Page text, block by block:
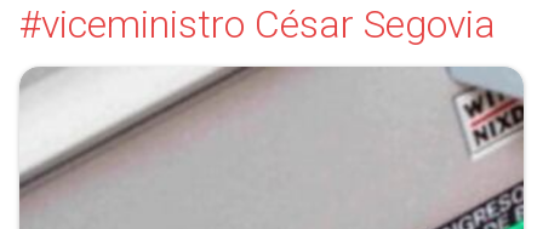
#viceministro César Segovia